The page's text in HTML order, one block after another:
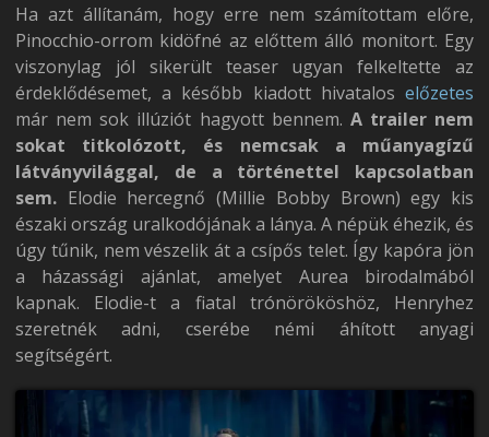
Ha azt állítanám, hogy erre nem számítottam előre,
Pinocchio-orrom kidöfné az előttem álló monitort. Egy
viszonylag jól sikerült teaser ugyan felkeltette az
érdeklődésemet, a később kiadott hivatalos előzetes
már nem sok illúziót hagyott bennem. A trailer nem
sokat titkolózott, és nemcsak a műanyagízű
látványvilággal, de a történettel kapcsolatban
sem. Elodie hercegnő (Millie Bobby Brown) egy kis
északi ország uralkodójának a lánya. A népük éhezik, és
úgy tűnik, nem vészelik át a csípős telet. Így kapóra jön
a házassági ajánlat, amelyet Aurea birodalmából
kapnak. Elodie-t a fiatal trónörököshöz, Henryhez
szeretnék adni, cserébe némi áhított anyagi
segítségért.